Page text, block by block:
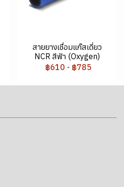
สายยางเชื่อมแก๊สเดี่ยว
NCR สีฟ้า (Oxygen)
฿610 - ฿785